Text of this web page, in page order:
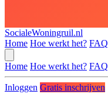
SocialeWoningruil.nl
Home Hoe werkt het? FAQ
Home Hoe werkt het? FAQ
Inloggen Gratis inschrijven